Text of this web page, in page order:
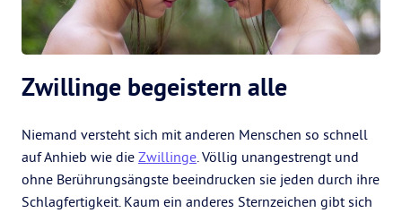
Zwillinge begeistern alle
Niemand versteht sich mit anderen Menschen so schnell
auf Anhieb wie die Zwillinge. Völlig unangestrengt und
ohne Berührungsängste beeindrucken sie jeden durch ihre
Schlagfertigkeit. Kaum ein anderes Sternzeichen gibt sich